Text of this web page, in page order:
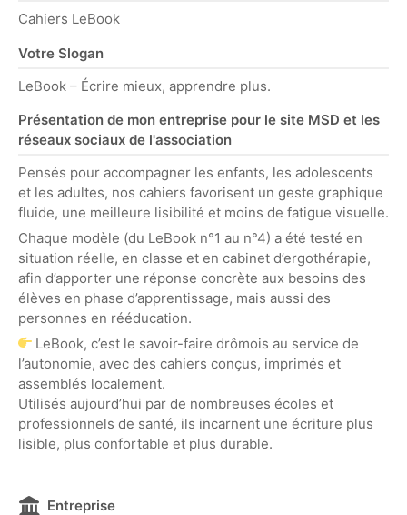
Cahiers LeBook
Votre Slogan
LeBook – Écrire mieux, apprendre plus.
Présentation de mon entreprise pour le site MSD et les
réseaux sociaux de l'association
Pensés pour accompagner les enfants, les adolescents
et les adultes, nos cahiers favorisent un geste graphique
fluide, une meilleure lisibilité et moins de fatigue visuelle.
Chaque modèle (du LeBook n°1 au n°4) a été testé en
situation réelle, en classe et en cabinet d’ergothérapie,
afin d’apporter une réponse concrète aux besoins des
élèves en phase d’apprentissage, mais aussi des
personnes en rééducation.
LeBook, c’est le savoir-faire drômois au service de
l’autonomie, avec des cahiers conçus, imprimés et
assemblés localement.
Utilisés aujourd’hui par de nombreuses écoles et
professionnels de santé, ils incarnent une écriture plus
lisible, plus confortable et plus durable.
Entreprise